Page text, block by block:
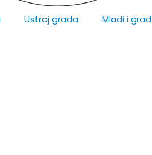
Ustroj grada Mladi i grad